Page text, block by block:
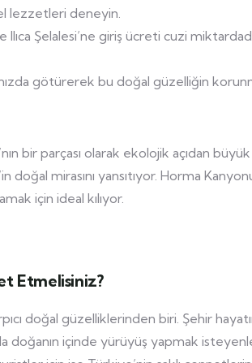
lezzetleri deneyin.
Ilıca Şelalesi’ne giriş ücreti cuzi
götürerek bu doğal güzelliğin
bir parçası olarak ekolojik açıdan
doğal mirasını yansıtıyor. Horma
için ideal kılıyor.
Etmelisiniz?
doğal güzelliklerinden biri. Şehir
doğanın içinde yürüyüş yapmak